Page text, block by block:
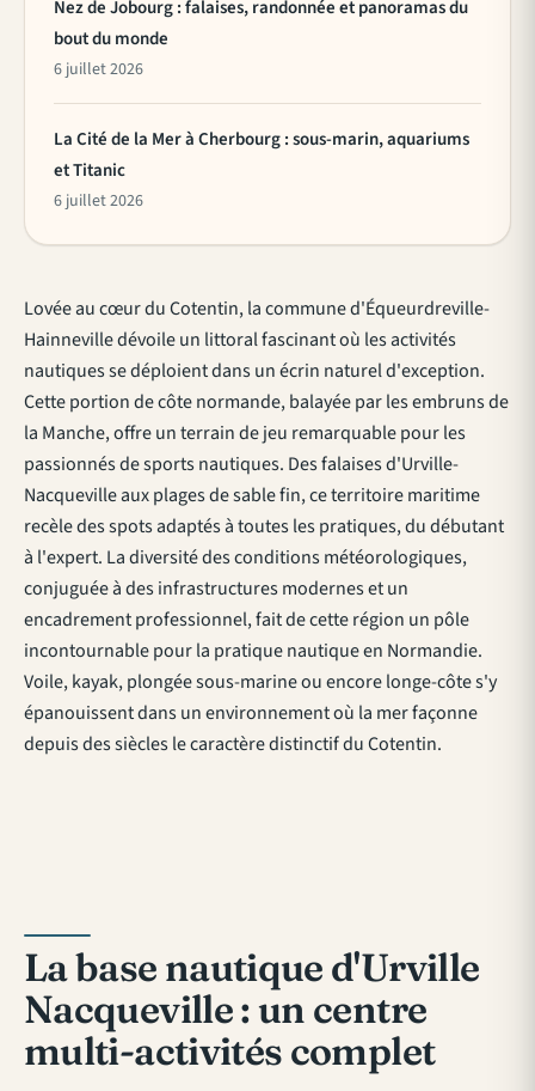
Lovée au cœur du Cotentin, la commune d'Équeurdreville-
Hainneville dévoile un littoral fascinant où les activités
nautiques se déploient dans un écrin naturel d'exception.
Cette portion de côte normande, balayée par les embruns de
la Manche, offre un terrain de jeu remarquable pour les
passionnés de sports nautiques. Des falaises d'Urville-
Nacqueville aux plages de sable fin, ce territoire maritime
recèle des spots adaptés à toutes les pratiques, du débutant
à l'expert. La diversité des conditions météorologiques,
conjuguée à des infrastructures modernes et un
encadrement professionnel, fait de cette région un pôle
incontournable pour la pratique nautique en Normandie.
Voile, kayak, plongée sous-marine ou encore longe-côte s'y
épanouissent dans un environnement où la mer façonne
depuis des siècles le caractère distinctif du Cotentin.
La base nautique d'Urville
Nacqueville : un centre
multi-activités complet
Nez de Jobourg : falaises, randonnée et panoramas du
bout du monde
6 juillet 2026
La Cité de la Mer à Cherbourg : sous-marin, aquariums
et Titanic
6 juillet 2026